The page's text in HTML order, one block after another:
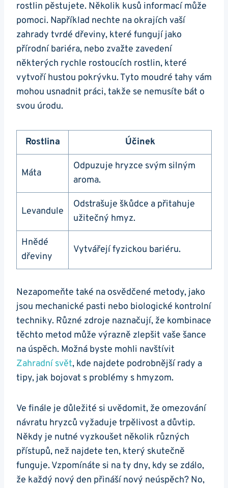
rostlin pěstujete. Několik kusů informací může
pomoci. Například nechte na okrajích vaší
zahrady tvrdé dřeviny, které fungují jako
přírodní bariéra, nebo zvažte zavedení
některých rychle rostoucích rostlin, které
vytvoří hustou pokrývku. Tyto moudré tahy vám
mohou usnadnit práci, takže se nemusíte bát o
svou úrodu.
Rostlina Účinek
Máta
Odpuzuje hryzce svým silným
aroma.
Levandule
Odstrašuje škůdce a přitahuje
užitečný hmyz.
Hnědé
dřeviny
Vytvářejí fyzickou bariéru.
Nezapomeňte také na osvědčené metody, jako
jsou mechanické pasti nebo biologické kontrolní
techniky. Různé zdroje naznačují, že kombinace
těchto metod může výrazně zlepšit vaše šance
na úspěch. Možná byste mohli navštívit
Zahradní svět, kde najdete podrobnější rady a
tipy, jak bojovat s problémy s hmyzom.
Ve finále je důležité si uvědomit, že omezování
návratu hryzců vyžaduje trpělivost a důvtip.
Někdy je nutné vyzkoušet několik různých
přístupů, než najdete ten, který skutečně
funguje. Vzpomínáte si na ty dny, kdy se zdálo,
že každý nový den přináší nový neúspěch? No,